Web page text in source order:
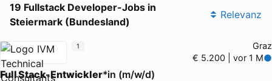
19 Fullstack Developer-Jobs in
Steiermark (Bundesland)
Relevanz
Graz
€ 5.200 | vor 1 M
Full Stack-Entwickler*in (m/w/d)
1